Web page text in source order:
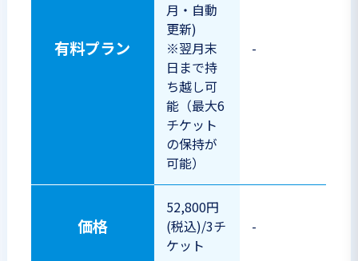
有料プラン
月・自動
更新)
※翌月末
日まで持
ち越し可
能（最大6
チケット
の保持が
可能）
-
価格
52,800円
(税込)/3チ
ケット
-